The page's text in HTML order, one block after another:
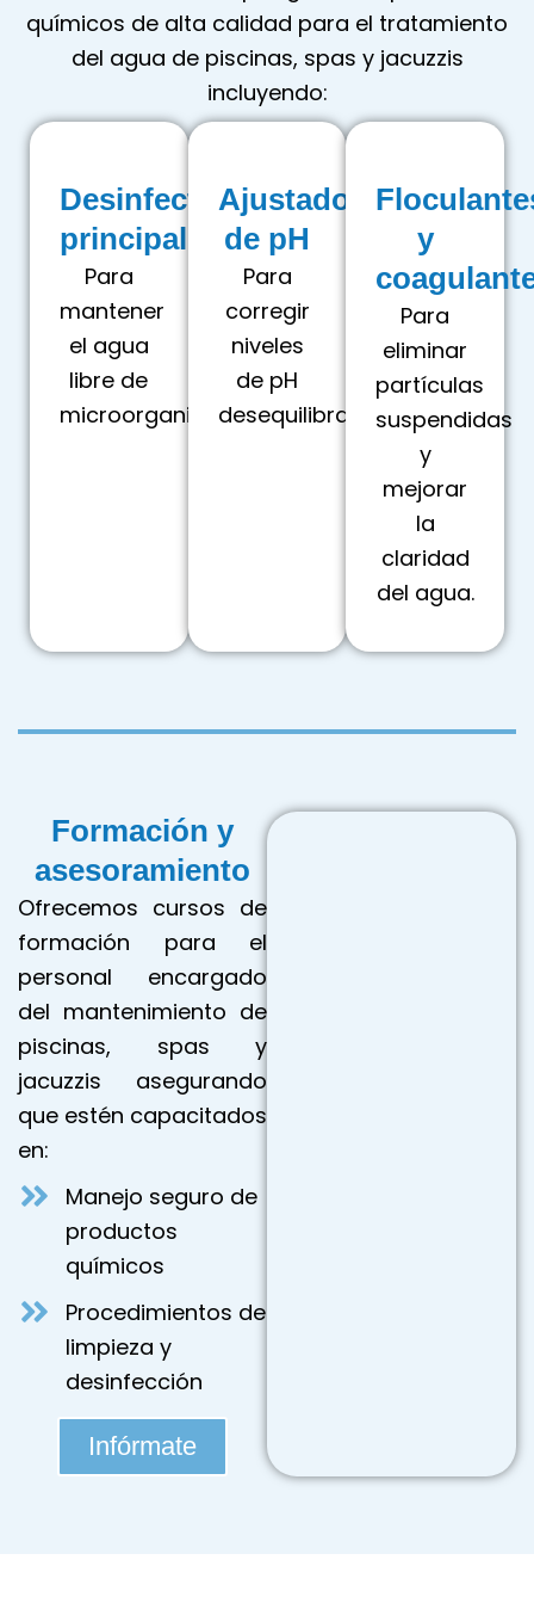
químicos de alta calidad para el tratamiento
del agua de piscinas, spas y jacuzzis
incluyendo:
Desinfectantes
principales
Para
mantener
el agua
libre de
microorganismos.
Ajustadores
de pH
Para
corregir
niveles
de pH
desequilibrados.
y
Para
eliminar
partículas
suspendidas
y
mejorar
la
claridad
del agua.
Formación y
asesoramiento
Ofrecemos cursos de
formación para el
personal encargado
del mantenimiento de
piscinas, spas y
jacuzzis asegurando
que estén capacitados
en:
Manejo seguro de
productos
químicos
Procedimientos de
limpieza y
desinfección
Infórmate